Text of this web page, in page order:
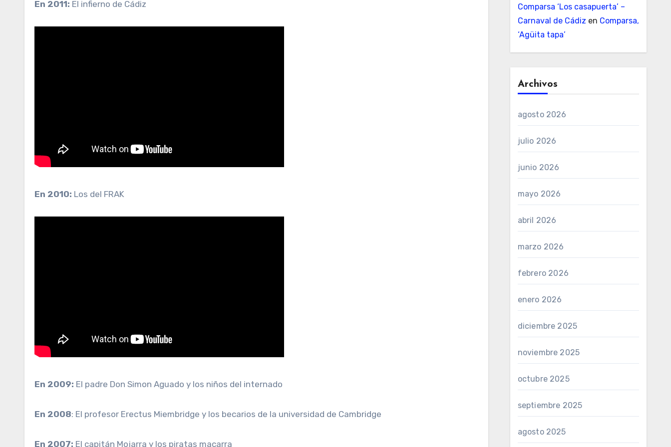
En 2011: El infierno de Cádiz
En 2010: Los del FRAK
En 2009: El padre Don Simon Aguado y los niños del internado
En 2008: El profesor Erectus Miembridge y los becarios de la universidad de Cambridge
En 2007: El capitán Mojarra y los piratas macarra
Comparsa ‘Los casapuerta’ –
Carnaval de Cádiz en Comparsa,
‘Agüita tapa’
Archivos
agosto 2026
julio 2026
junio 2026
mayo 2026
abril 2026
marzo 2026
febrero 2026
enero 2026
diciembre 2025
noviembre 2025
octubre 2025
septiembre 2025
agosto 2025